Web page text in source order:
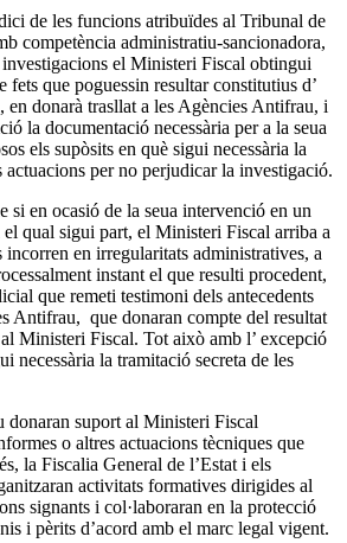
de les funcions atribuïdes al Tribunal de
competència administratiu-sancionadora,
investigacions el Ministeri Fiscal obtingui
fets que poguessin resultar constitutius d’
donarà trasllat a les Agències Antifrau, i
la documentació necessària per a la seua
els supòsits en què sigui necessària la
actuacions per no perjudicar la investigació.
si en ocasió de la seua intervenció en un
qual sigui part, el Ministeri Fiscal arriba a
en irregularitats administratives, a
instant el que resulti procedent,
que remeti testimoni dels antecedents
Antifrau, que donaran compte del resultat
Ministeri Fiscal. Tot això amb l’ excepció
necessària la tramitació secreta de les
donaran suport al Ministeri Fiscal
o altres actuacions tècniques que
la Fiscalia General de l’Estat i els
activitats formatives dirigides al
signants i col·laboraran en la protecció
i pèrits d’acord amb el marc legal vigent.